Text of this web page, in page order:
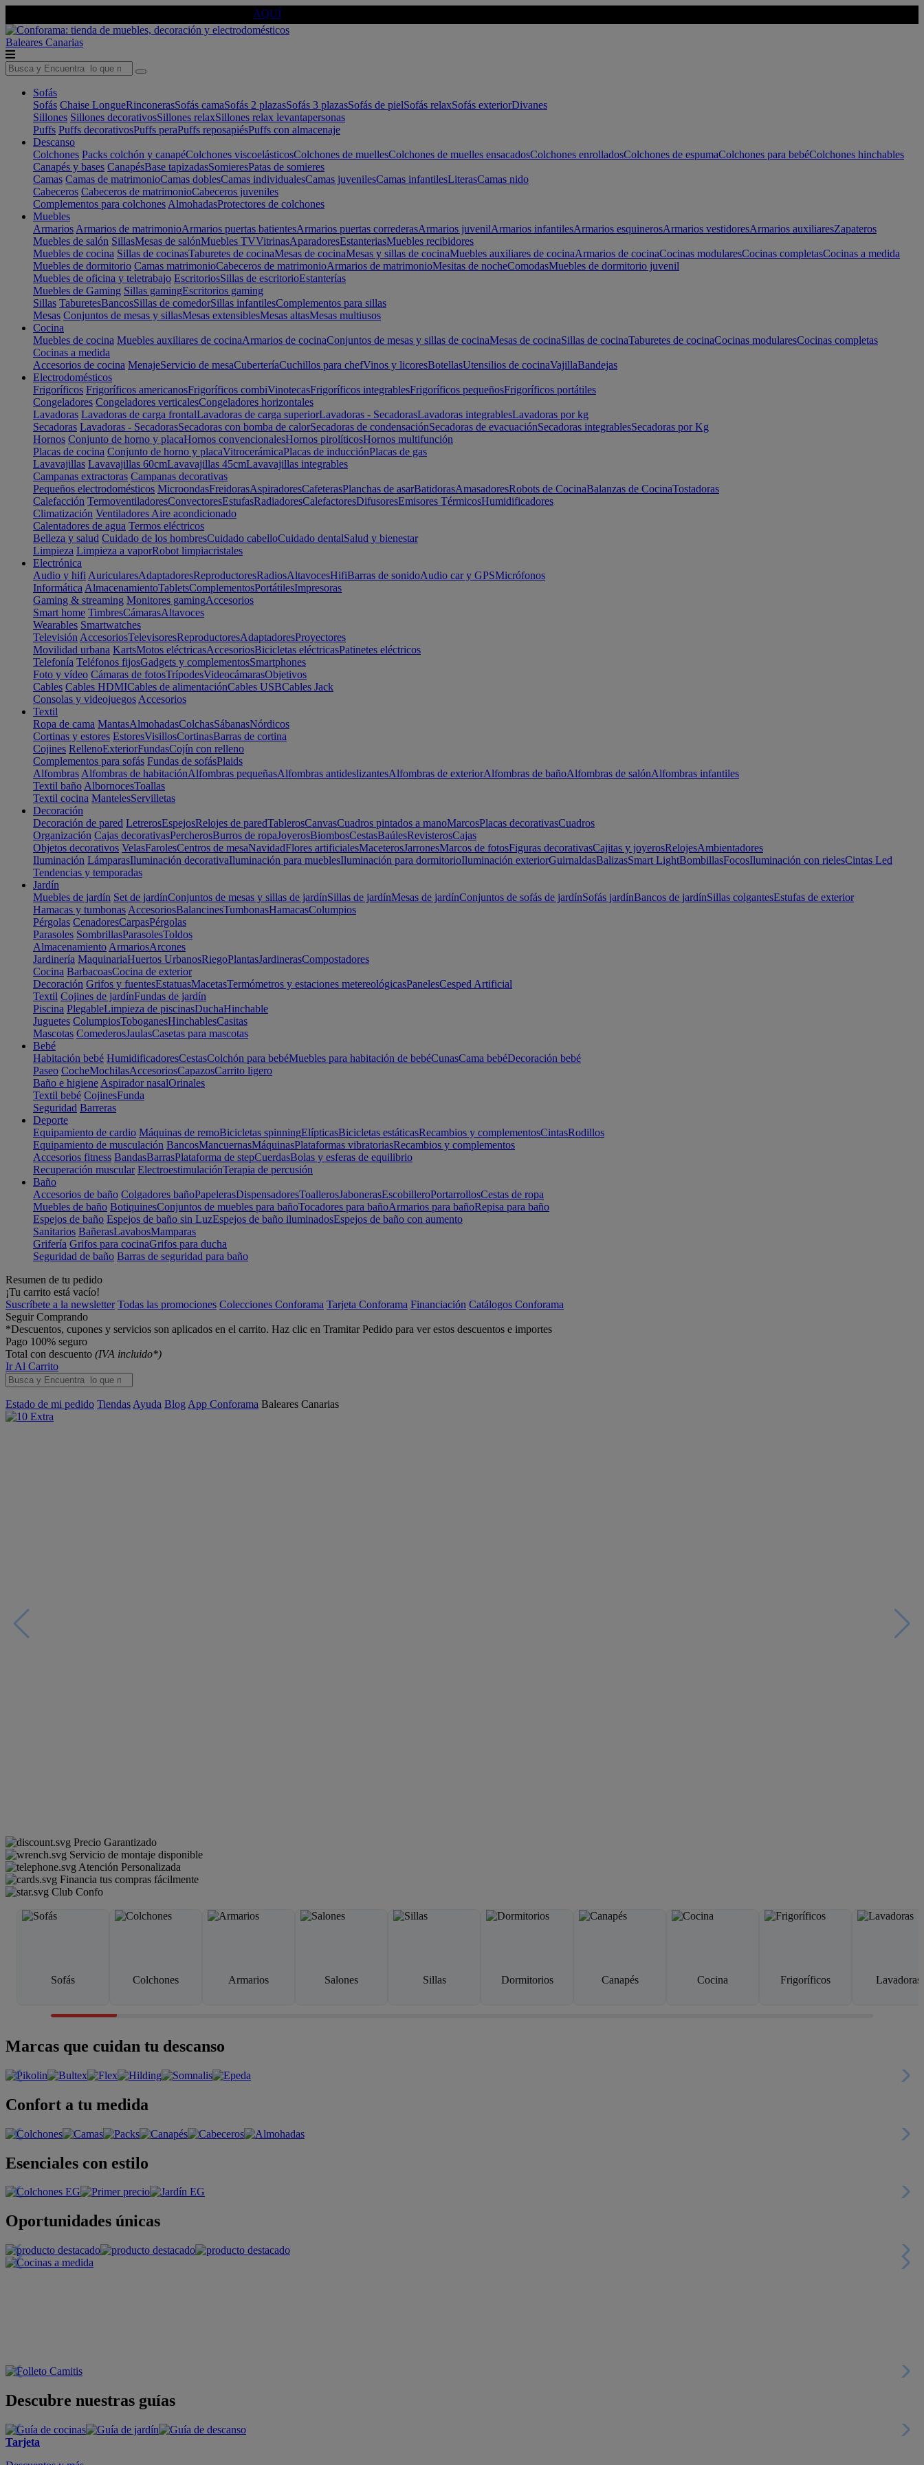
AQUÍ
Baleares Canarias
Sofás
Sofás Chaise LongueRinconerasSofás camaSofás 2 plazasSofás 3 plazasSofás de pielSofás relaxSofás exteriorDivanes
Sillones Sillones decorativosSillones relaxSillones relax levantapersonas
Puffs Puffs decorativosPuffs peraPuffs reposapiésPuffs con almacenaje
Descanso
Colchones Packs colchón y canapéColchones viscoelásticosColchones de muellesColchones de muelles ensacadosColchones enrolladosColchones de espumaColchones para bebéColchones hinchables
Canapés y bases CanapésBase tapizadasSomieresPatas de somieres
Camas Camas de matrimonioCamas doblesCamas individualesCamas juvenilesCamas infantilesLiterasCamas nido
Cabeceros Cabeceros de matrimonioCabeceros juveniles
Complementos para colchones AlmohadasProtectores de colchones
Muebles
Armarios Armarios de matrimonioArmarios puertas batientesArmarios puertas correderasArmarios juvenilArmarios infantilesArmarios esquinerosArmarios vestidoresArmarios auxiliaresZapateros
Muebles de salón SillasMesas de salónMuebles TVVitrinasAparadoresEstanteriasMuebles recibidores
Muebles de cocina Sillas de cocinasTaburetes de cocinaMesas de cocinaMesas y sillas de cocinaMuebles auxiliares de cocinaArmarios de cocinaCocinas modularesCocinas completasCocinas a medida
Muebles de dormitorio Camas matrimonioCabeceros de matrimonioArmarios de matrimonioMesitas de nocheComodasMuebles de dormitorio juvenil
Muebles de oficina y teletrabajo EscritoriosSillas de escritorioEstanterías
Muebles de Gaming Sillas gamingEscritorios gaming
Sillas TaburetesBancosSillas de comedorSillas infantilesComplementos para sillas
Mesas Conjuntos de mesas y sillasMesas extensiblesMesas altasMesas multiusos
Cocina
Muebles de cocina Muebles auxiliares de cocinaArmarios de cocinaConjuntos de mesas y sillas de cocinaMesas de cocinaSillas de cocinaTaburetes de cocinaCocinas modularesCocinas completas
Cocinas a medida
Accesorios de cocina MenajeServicio de mesaCuberteríaCuchillos para chefVinos y licoresBotellasUtensilios de cocinaVajillaBandejas
Electrodomésticos
Frigoríficos Frigoríficos americanosFrigoríficos combiVinotecasFrigoríficos integrablesFrigoríficos pequeñosFrigoríficos portátiles
Congeladores Congeladores verticalesCongeladores horizontales
Lavadoras Lavadoras de carga frontalLavadoras de carga superiorLavadoras - SecadorasLavadoras integrablesLavadoras por kg
Secadoras Lavadoras - SecadorasSecadoras con bomba de calorSecadoras de condensaciónSecadoras de evacuaciónSecadoras integrablesSecadoras por Kg
Hornos Conjunto de horno y placaHornos convencionalesHornos pirolíticosHornos multifunción
Placas de cocina Conjunto de horno y placaVitrocerámicaPlacas de inducciónPlacas de gas
Lavavajillas Lavavajillas 60cmLavavajillas 45cmLavavajillas integrables
Campanas extractoras Campanas decorativas
Pequeños electrodomésticos MicroondasFreidorasAspiradoresCafeterasPlanchas de asarBatidorasAmasadoresRobots de CocinaBalanzas de CocinaTostadoras
Calefacción TermoventiladoresConvectoresEstufasRadiadoresCalefactoresDifusoresEmisores TérmicosHumidificadores
Climatización Ventiladores Aire acondicionado
Calentadores de agua Termos eléctricos
Belleza y salud Cuidado de los hombresCuidado cabelloCuidado dentalSalud y bienestar
Limpieza Limpieza a vaporRobot limpiacristales
Electrónica
Audio y hifi AuricularesAdaptadoresReproductoresRadiosAltavocesHifiBarras de sonidoAudio car y GPSMicrófonos
Informática AlmacenamientoTabletsComplementosPortátilesImpresoras
Gaming & streaming Monitores gamingAccesorios
Smart home TimbresCámarasAltavoces
Wearables Smartwatches
Televisión AccesoriosTelevisoresReproductoresAdaptadoresProyectores
Movilidad urbana KartsMotos eléctricasAccesoriosBicicletas eléctricasPatinetes eléctricos
Telefonía Teléfonos fijosGadgets y complementosSmartphones
Foto y vídeo Cámaras de fotosTrípodesVideocámarasObjetivos
Cables Cables HDMICables de alimentaciónCables USBCables Jack
Consolas y videojuegos Accesorios
Textil
Ropa de cama MantasAlmohadasColchasSábanasNórdicos
Cortinas y estores EstoresVisillosCortinasBarras de cortina
Cojines RellenoExteriorFundasCojín con relleno
Complementos para sofás Fundas de sofásPlaids
Alfombras Alfombras de habitaciónAlfombras pequeñasAlfombras antideslizantesAlfombras de exteriorAlfombras de bañoAlfombras de salónAlfombras infantiles
Textil baño AlbornocesToallas
Textil cocina MantelesServilletas
Decoración
Decoración de pared LetrerosEspejosRelojes de paredTablerosCanvasCuadros pintados a manoMarcosPlacas decorativasCuadros
Organización Cajas decorativasPercherosBurros de ropaJoyerosBiombosCestasBaúlesRevisterosCajas
Objetos decorativos VelasFarolesCentros de mesaNavidadFlores artificialesMaceterosJarronesMarcos de fotosFiguras decorativasCajitas y joyerosRelojesAmbientadores
Iluminación LámparasIluminación decorativaIluminación para mueblesIluminación para dormitorioIluminación exteriorGuirnaldasBalizasSmart LightBombillasFocosIluminación con rielesCintas Led
Tendencias y temporadas
Jardín
Muebles de jardín Set de jardínConjuntos de mesas y sillas de jardínSillas de jardínMesas de jardínConjuntos de sofás de jardínSofás jardínBancos de jardínSillas colgantesEstufas de exterior
Hamacas y tumbonas AccesoriosBalancinesTumbonasHamacasColumpios
Pérgolas CenadoresCarpasPérgolas
Parasoles SombrillasParasolesToldos
Almacenamiento ArmariosArcones
Jardinería MaquinariaHuertos UrbanosRiegoPlantasJardinerasCompostadores
Cocina BarbacoasCocina de exterior
Decoración Grifos y fuentesEstatuasMacetasTermómetros y estaciones metereológicasPanelesCesped Artificial
Textil Cojines de jardínFundas de jardín
Piscina PlegableLimpieza de piscinasDuchaHinchable
Juguetes ColumpiosToboganesHinchablesCasitas
Mascotas ComederosJaulasCasetas para mascotas
Bebé
Habitación bebé HumidificadoresCestasColchón para bebéMuebles para habitación de bebéCunasCama bebéDecoración bebé
Paseo CocheMochilasAccesoriosCapazosCarrito ligero
Baño e higiene Aspirador nasalOrinales
Textil bebé CojinesFunda
Seguridad Barreras
Deporte
Equipamiento de cardio Máquinas de remoBicicletas spinningElípticasBicicletas estáticasRecambios y complementosCintasRodillos
Equipamiento de musculación BancosMancuernasMáquinasPlataformas vibratoriasRecambios y complementos
Accesorios fitness BandasBarrasPlataforma de stepCuerdasBolas y esferas de equilibrio
Recuperación muscular ElectroestimulaciónTerapia de percusión
Baño
Accesorios de baño Colgadores bañoPapelerasDispensadoresToallerosJabonerasEscobilleroPortarrollosCestas de ropa
Muebles de baño BotiquinesConjuntos de muebles para bañoTocadores para bañoArmarios para bañoRepisa para baño
Espejos de baño Espejos de baño sin LuzEspejos de baño iluminadosEspejos de baño con aumento
Sanitarios BañerasLavabosMamparas
Grifería Grifos para cocinaGrifos para ducha
Seguridad de baño Barras de seguridad para baño
Resumen de tu pedido
¡Tu carrito está vacío!
Suscríbete a la newsletter Todas las promociones Colecciones Conforama Tarjeta Conforama Financiación Catálogos Conforama
Seguir Comprando
*Descuentos, cupones y servicios son aplicados en el carrito. Haz clic en Tramitar Pedido para ver estos descuentos e importes
Pago 100% seguro
Total con descuento (IVA incluido*)
Ir Al Carrito
Estado de mi pedido Tiendas Ayuda Blog App Conforama Baleares Canarias
Precio Garantizado
Servicio de montaje disponible
Atención Personalizada
Financia tus compras fácilmente
Club Confo
Sofás Colchones Armarios Salones Sillas Dormitorios Canapés Cocina Frigoríficos Lavadoras
Marcas que cuidan tu descanso
Confort a tu medida
Esenciales con estilo
Oportunidades únicas
Descubre nuestras guías
Tarjeta